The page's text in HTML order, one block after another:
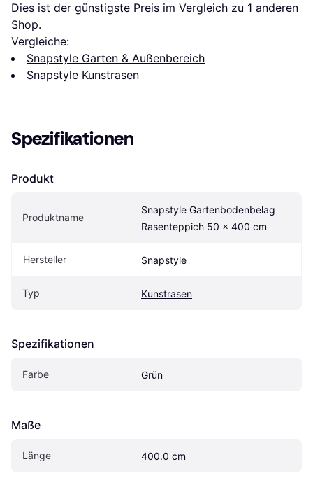
Dies ist der günstigste Preis im Vergleich zu 1 anderen
Shop.
Vergleiche:
Snapstyle Garten & Außenbereich
Snapstyle Kunstrasen
Spezifikationen
Produkt
Produktname
Snapstyle Gartenbodenbelag
Rasenteppich 50 x 400 cm
Hersteller Snapstyle
Typ Kunstrasen
Spezifikationen
Farbe Grün
Maße
Länge 400.0 cm